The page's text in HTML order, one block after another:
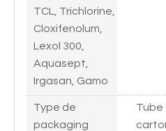
TCL, Trichlorine,
Cloxifenolum,
Lexol 300,
Aquasept,
Irgasan, Gamo
Type de
packaging
Tube